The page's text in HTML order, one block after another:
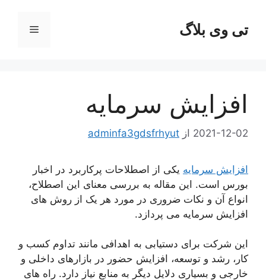
محتواتی وی بلاگ فهرست
افزایش سرمایه
2021-12-02 از adminfa3gdsfrhyut
افزایش سرمایه یکی از اصطلاحات پرکاربرد در اخبار
بورس است. این مقاله به بررسی معنای این اصطلاح،
انواع آن و نکات ضروری در مورد هر یک از روش های
افزایش سرمایه می پردازد.
این شرکت برای دستیابی به اهدافی مانند تداوم کسب و
کار، رشد و توسعه، افزایش حضور در بازارهای داخلی و
خارجی و بسیاری دلایل دیگر به منابع نیاز دارد. راه های